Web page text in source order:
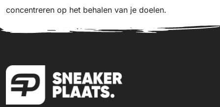
concentreren op het behalen van je doelen.